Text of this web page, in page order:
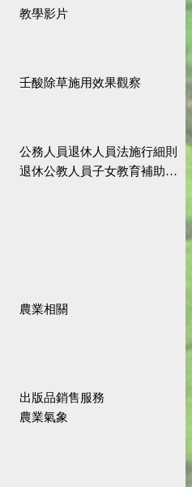
教學影片
壬酸除草施用效果觀察
公務人員退休人員法施行細則
退休公教人員子女教育補助規定
農業相關
出版品銷售服務
農業氣象